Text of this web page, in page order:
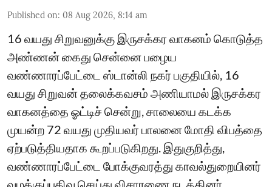
Published on: 08 Aug 2026, 8:14 am
16 வயது சிறுவனுக்கு இருசக்கர வாகனம் கொடுத்த
அண்ணன் கைது சென்னை பழைய
வண்ணாரப்பேட்டை ஸ்டான்லி நகர் பகுதியில், 16
வயது சிறுவன் தலைக்கவசம் அணியாமல் இருசக்கர
வாகனத்தை ஓட்டிச் சென்று, சாலையை கடக்க
முயன்ற 72 வயது முதியவர் பாலனை மோதி விபத்தை
ஏற்படுத்தியதாக கூறப்படுகிறது. இதுகுறித்து,
வண்ணாரப்பேட்டை போக்குவரத்து காவல்துறையினர்
வழக்குப்பதிவு செய்து விசாரணை நடத்தினர்.